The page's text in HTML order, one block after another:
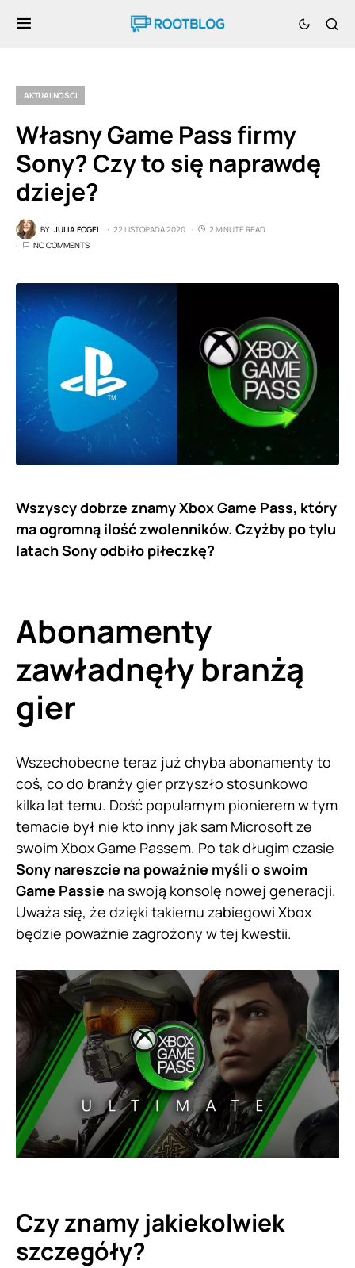
AKTUALNOŚCI
Własny Game Pass firmy
Sony? Czy to się naprawdę
dzieje?
BY JULIA FOGEL 22 LISTOPADA 2020
2 MINUTE READ
NO COMMENTS
Wszyscy dobrze znamy Xbox Game Pass, który
ma ogromną ilość zwolenników. Czyżby po tylu
latach Sony odbiło piłeczkę?
Abonamenty
zawładnęły branżą
gier
Wszechobecne teraz już chyba abonamenty to
coś, co do branży gier przyszło stosunkowo
kilka lat temu. Dość popularnym pionierem w tym
temacie był nie kto inny jak sam Microsoft ze
swoim Xbox Game Passem. Po tak długim czasie
Sony nareszcie na poważnie myśli o swoim
Game Passie na swoją konsolę nowej generacji.
Uważa się, że dzięki takiemu zabiegowi Xbox
będzie poważnie zagrożony w tej kwestii.
Czy znamy jakiekolwiek
szczegóły?